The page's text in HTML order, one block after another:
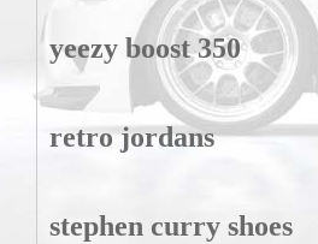
yeezy boost 350
retro jordans
stephen curry shoes